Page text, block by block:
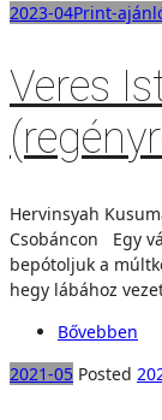
2023-04Print-
Veres
Hervinsyah
Csobáncon Egy
bepótoljuk a
hegy lábához
Bővebben
2021-05 Posted